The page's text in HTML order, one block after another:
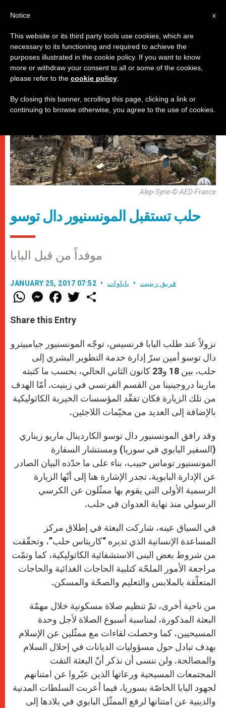
باباوات
Alep-Syrie-©-AED-France
حلب تستقبل المونسنيور دال توسو
موفداً من قبل البابا
JANUARY 25, 2017 07:52 فريق زينيت باباوات
W
h
t
s
p
M
e
s
e
e
r
F
a
e
b
o
k
w
r
Share this Entry
نزولاً عند طلب البابا فرنسيس، توجّه المونسنيور جيامبيترو
دال توسو أمين سرّ إدارة خدمة التطوير البشري إلى
حلب، بين 18 و23 كانون الثاني الحالي، بحسب ما كتبته
مارينا دروجينينا من القسم الفرنسي في زينيت. أمّا الهدف
من تلك الزيارة فكان تفقّد المؤسسات الخيرية الكاثوليكية
بالإضافة إلى العديد من مخيّمات اللاجئين.
وقد رافق المونسنيور دال توسو الكاردينال ماريو زيناري
(السفير البابوي في سوريا) ومستشار السفارة
المونسنيور توماس حبيب، بناء على ما حدّده البيان الصادر
عن الإدارة البابوية. تجدر الإشارة هنا إلى أنّها الزيارة
الرسمية الأولى التي يقوم بها ممثّلون عن الكرسي
الرسولي منذ نهاية العدوان في حلب.
في السياق عينه، شاركت البعثة في إطلاق مركز
المساعدة الإنسانية الذي تديره “كاريتاس حلب”، وتحقّقت
من شروط بعض البنى الاستشفائية الكاثوليكية، كما وتمّت
مراجعة الأمور الملحّة كتلبية الحاجات الغذائية والحاجات
المتعلّقة بالملابس والتعليم والصحّة والمسكن.
من ناحية أخرى، تمّ تنظيم صلاة مسكونية خلال مهمّة
البعثة المذكورة، لمناسبة أسبوع الصلاة لأجل وحدة
المسيحيين، كما وحصلت لقاءات مع ممثّلين عن الإسلام
بهدف تبادل حول مسؤوليات الديانات في إحلال السلام
والمصالحة. ولن ننسى أن نذكر أنّ البعثة التقت
المجتمعات المسيحية ورعاتها الذين عبّروا عن امتنانهم
لجهود البابا الخاصّة بسوريا، فيما أعربت السلطات المدنية
والدينية عن امتنانها لرفع الممثّل البابوي في بلادها إلى
x
Notice
This website or its third party tools use cookies, which are
necessary to its functioning and required to achieve the
purposes illustrated in the cookie policy. If you want to know
more or withdraw your consent to all or some of the cookies,
please refer to the cookie policy
By closing this banner, scrolling this page, clicking a link or
continuing to browse otherwise, you agree to the use of cookies.